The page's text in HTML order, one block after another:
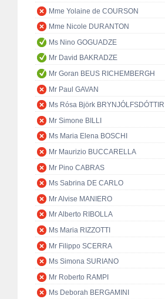
Mme Yolaine de COURSON
Mme Nicole DURANTON
Ms Nino GOGUADZE
Mr David BAKRADZE
Mr Goran BEUS RICHEMBERGH
Mr Paul GAVAN
Ms Rósa Björk BRYNJÓLFSDÓTTIR
Mr Simone BILLI
Ms Maria Elena BOSCHI
Mr Maurizio BUCCARELLA
Mr Pino CABRAS
Ms Sabrina DE CARLO
Mr Alvise MANIERO
Mr Alberto RIBOLLA
Ms Maria RIZZOTTI
Mr Filippo SCERRA
Ms Simona SURIANO
Mr Roberto RAMPI
Ms Deborah BERGAMINI